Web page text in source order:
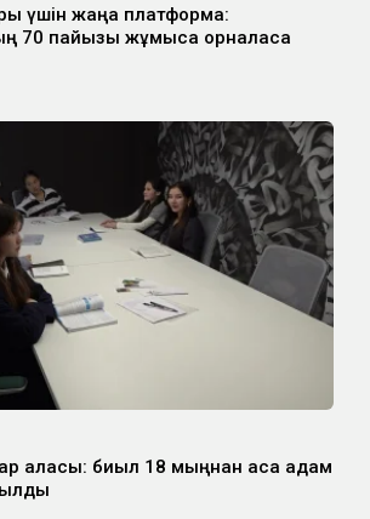
үшін жаңа платформа:
70 пайызы жұмысқа орналаса
қаласы: биыл 18 мыңнан аса адам